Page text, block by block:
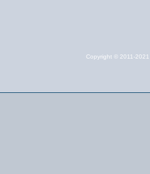
Copyright © 2011-